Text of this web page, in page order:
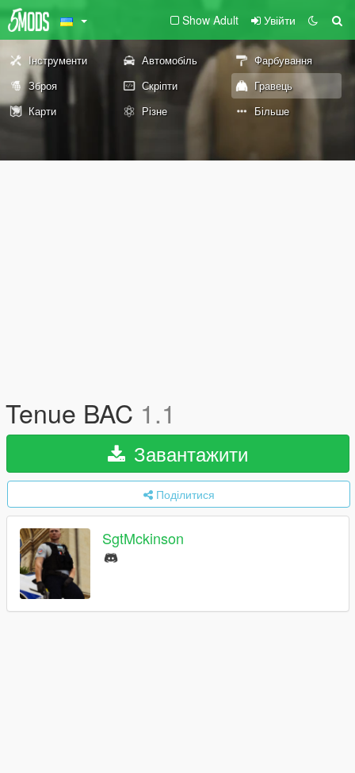
Show Adult Увійти
Інструменти Автомобіль
Фарбування
Зброя
Скріпти
Гравець
Карти
Різне Більше
Tenue BAC 1.1
Завантажити
Поділитися
SgtMckinson